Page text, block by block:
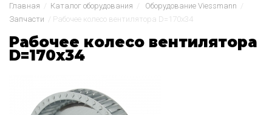
Главная Каталог оборудования Оборудование Viessmann
Запчасти
Рабочее колесо вентилятора D=170x34
Рабочее колесо вентилятора
D=170x34